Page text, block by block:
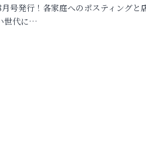
号発行！各家庭へのポスティングと
世代に…